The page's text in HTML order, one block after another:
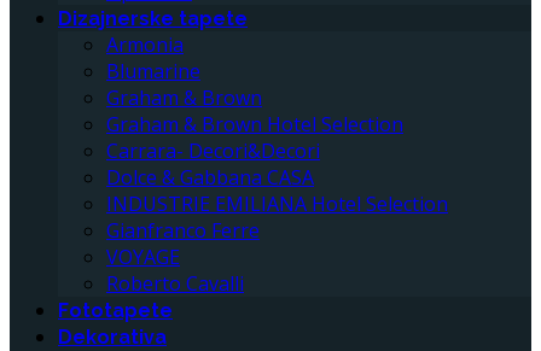
Dizajnerske tapete
Armonia
Blumarine
Graham & Brown
Graham & Brown Hotel Selection
Carrara- Decori&Decori
Dolce & Gabbana CASA
INDUSTRIE EMILIANA Hotel Selection
Gianfranco Ferre
VOYAGE
Roberto Cavalli
Fototapete
Dekorativa